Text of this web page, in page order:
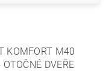
KOMFORT M40
DVEŘE